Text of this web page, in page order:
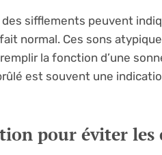
sifflements peuvent
normal. Ces sons
la fonction d’une
est souvent une
pour éviter